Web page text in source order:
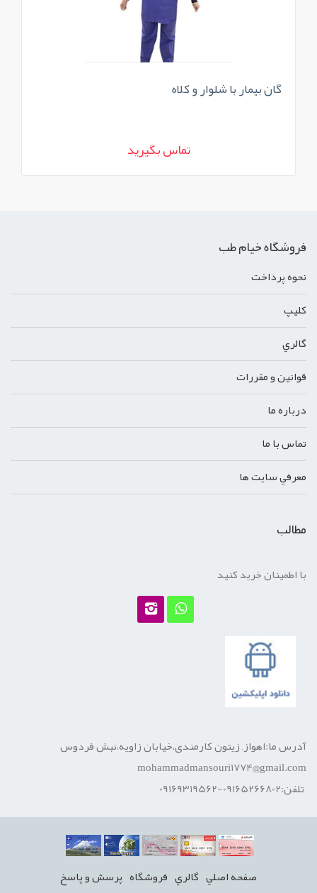
گان بیمار با شلوار و کلاه
تماس بگیرید
فروشگاه خیام طب
نحوه پرداخت
کليپ
گالري
قوانين و مقررات
درباره ما
تماس با ما
معرفي سايت ها
مطالب
با اطمینان خرید کنید
آدرس ما:اهواز, زیتون کارمندی،خیابان زاویه،نبش فردوس
mohammadmansouri1774@gmail.com
تلفن:09165266802-09169319562
صفحه اصلي گالري فروشگاه پرسش و پاسخ